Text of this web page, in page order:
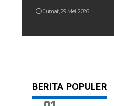
Jumat, 29 Mei 2026
BERITA POPULER